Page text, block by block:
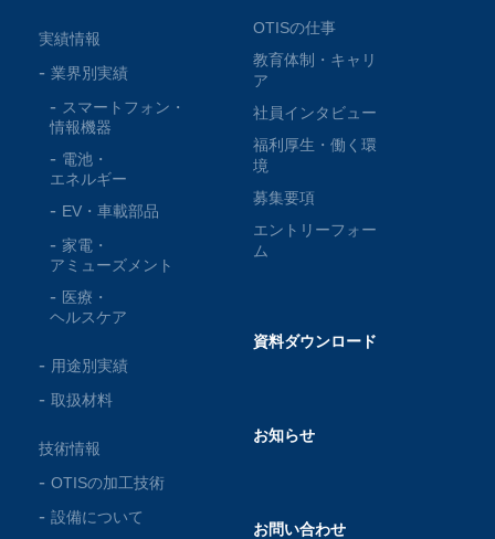
実績情報
業界別実績
スマートフォン・
情報機器
電池・
エネルギー
EV・車載部品
家電・
アミューズメント
医療・
ヘルスケア
用途別実績
取扱材料
技術情報
OTISの加工技術
設備について
OTISの仕事
教育体制・キャリ
ア
社員インタビュー
福利厚生・働く環
境
募集要項
エントリーフォー
ム
資料ダウンロード
お知らせ
お問い合わせ